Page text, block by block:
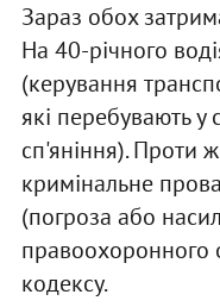
Зараз обох
На 40-річного
(керування
які перебувають у
сп'яніння). Проти
кримінальне
(погроза або
правоохоронного
кодексу.